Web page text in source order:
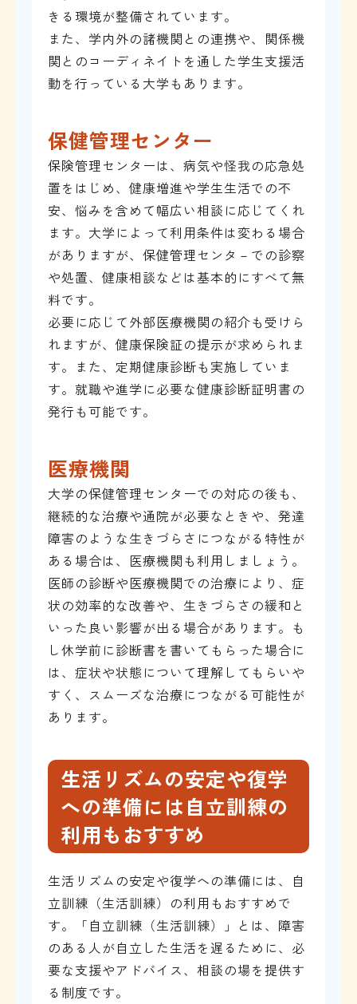
きる環境が整備されています。
また、学内外の諸機関との連携や、関係機
関とのコーディネイトを通した学生支援活
動を行っている大学もあります。
保健管理センター
保険管理センターは、病気や怪我の応急処
置をはじめ、健康増進や学生生活での不
安、悩みを含めて幅広い相談に応じてくれ
ます。大学によって利用条件は変わる場合
がありますが、保健管理センタ－での診察
や処置、健康相談などは基本的にすべて無
料です。
必要に応じて外部医療機関の紹介も受けら
れますが、健康保険証の提示が求められま
す。また、定期健康診断も実施していま
す。就職や進学に必要な健康診断証明書の
発行も可能です。
医療機関
大学の保健管理センターでの対応の後も、
継続的な治療や通院が必要なときや、発達
障害のような生きづらさにつながる特性が
ある場合は、医療機関も利用しましょう。
医師の診断や医療機関での治療により、症
状の効率的な改善や、生きづらさの緩和と
いった良い影響が出る場合があります。も
し休学前に診断書を書いてもらった場合に
は、症状や状態について理解してもらいや
すく、スムーズな治療につながる可能性が
あります。
生活リズムの安定や復学
への準備には自立訓練の
利用もおすすめ
生活リズムの安定や復学への準備には、自
立訓練（生活訓練）の利用もおすすめで
す。「自立訓練（生活訓練）」とは、障害
のある人が自立した生活を遅るために、必
要な支援やアドバイス、相談の場を提供す
る制度です。